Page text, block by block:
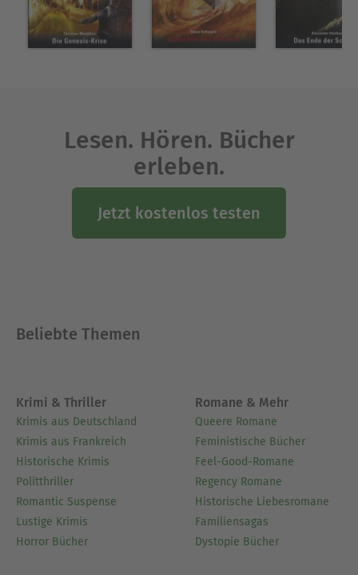
Lesen. Hören. Bücher
erleben.
Jetzt kostenlos testen
Beliebte Themen
Krimi & Thriller
Krimis aus Deutschland
Krimis aus Frankreich
Historische Krimis
Politthriller
Romantic Suspense
Lustige Krimis
Horror Bücher
Romane & Mehr
Queere Romane
Feministische Bücher
Feel-Good-Romane
Regency Romane
Historische Liebesromane
Familiensagas
Dystopie Bücher